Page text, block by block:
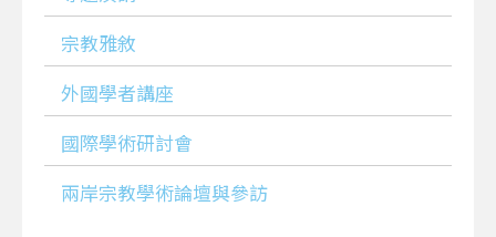
宗教雅敘
外國學者講座
國際學術研討會
兩岸宗教學術論壇與參訪